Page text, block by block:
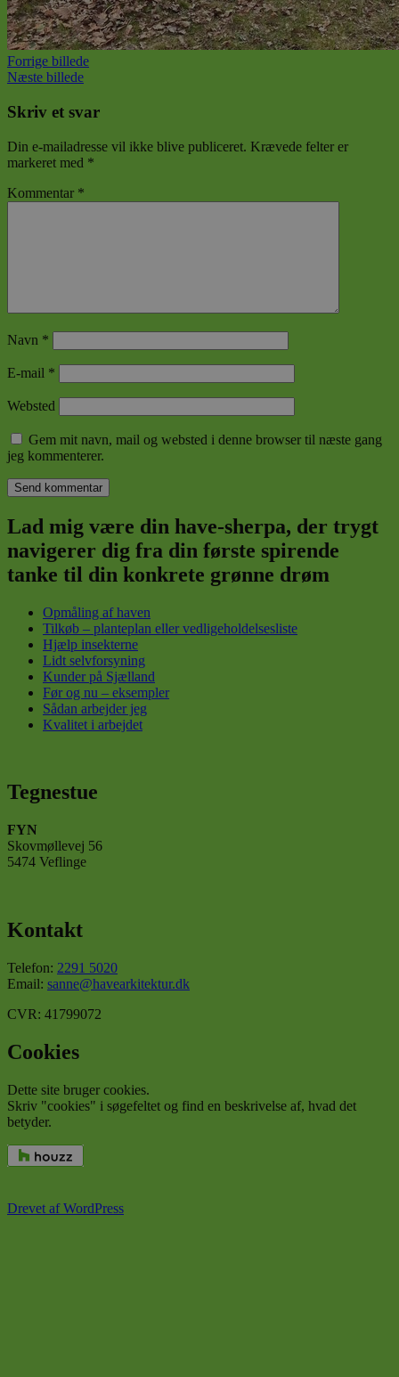
Forrige billede
Næste billede
Skriv et svar
Din e-mailadresse vil ikke blive publiceret. Krævede felter er
markeret med *
Kommentar *
Navn *
E-mail *
Websted
Gem mit navn, mail og websted i denne browser til næste gang
jeg kommenterer.
Lad mig være din have-sherpa, der trygt
navigerer dig fra din første spirende
tanke til din konkrete grønne drøm
Opmåling af haven
Tilkøb – planteplan eller vedligeholdelsesliste
Hjælp insekterne
Lidt selvforsyning
Kunder på Sjælland
Før og nu – eksempler
Sådan arbejder jeg
Kvalitet i arbejdet
Tegnestue
FYN
Skovmøllevej 56
5474 Veflinge
Kontakt
Telefon: 2291 5020
Email: sanne@havearkitektur.dk
CVR: 41799072
Cookies
Dette site bruger cookies.
Skriv "cookies" i søgefeltet og find en beskrivelse af, hvad det
betyder.
Drevet af WordPress